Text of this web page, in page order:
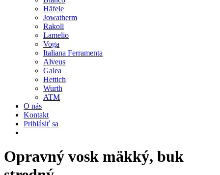
Häfele
Jowatherm
Rakoll
Lamelio
Voga
Italiana Ferramenta
Alveus
Galea
Hettich
Wurth
ATM
O nás
Kontakt
Prihlásiť sa
Opravný vosk mäkký, buk